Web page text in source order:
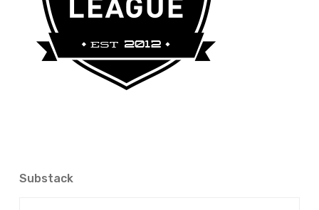
Substack